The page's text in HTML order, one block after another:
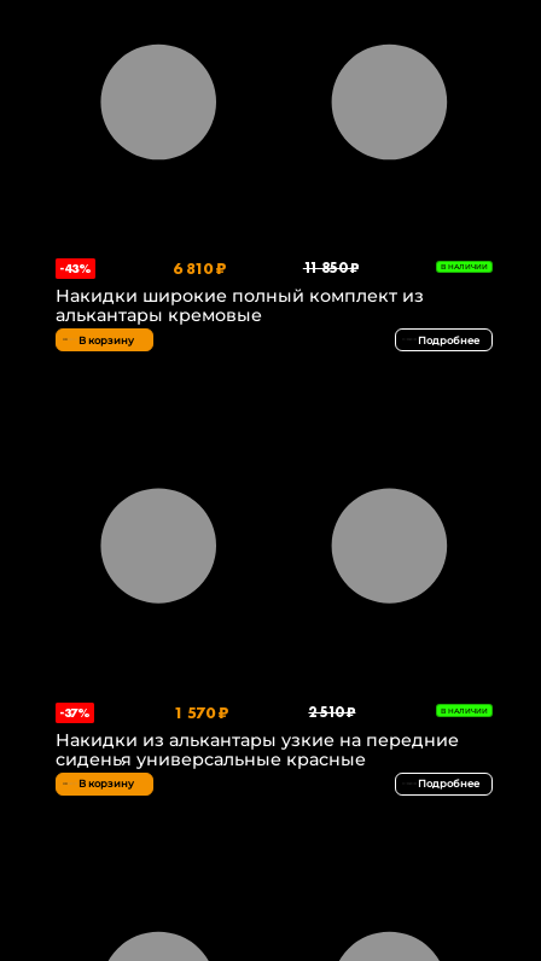
-43% 6 810 ₽ 11 850 ₽ В НАЛИЧИИ
Накидки широкие полный комплект из
алькантары кремовые
В корзину Подробнее
-37% 1 570 ₽ 2 510 ₽ В НАЛИЧИИ
Накидки из алькантары узкие на передние
сиденья универсальные красные
В корзину Подробнее